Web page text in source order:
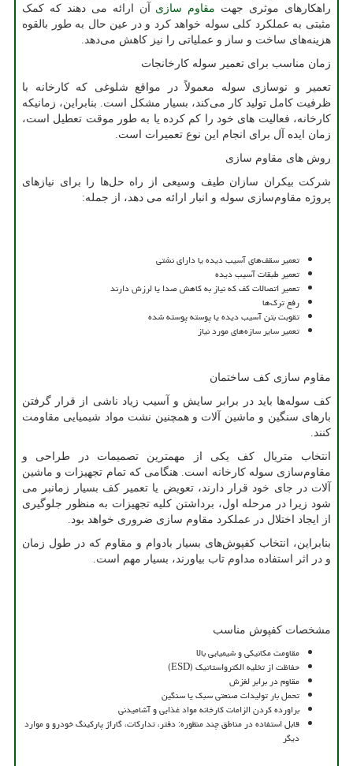
راهکارهای موثری جهت مقاوم سازی آن ارائه می دهند که کمک
مثبتی به عملکرد کلی سوله خواهد کرد و در عین حال به طور بالقوه
هزینه‌های ساخت و ساز و عملیاتی را نیز کاهش می‌دهد.
زمان مناسب برای تعمیر سوله کارخانجات
تعمیر و نوسازی سوله معمولاً در مواقع شلوغی که کارخانه با
ظرفیت کامل تولید کار می‌کند، بسیار مشکل است. بنابراین، زمانیکه
کارخانه، فعالیت های خود را کم کرده یا به طور موقت تعطیل است،
زمان ایده آل برای انجام این نوع تعمیرات است.
روش های مقاوم سازی
شرکت بیکران سازان طیف وسیعی از راه حل‌ها را برای نیازهای
پروژه مقاوم‌سازی سوله و انبار ارائه می دهد، از جمله:
تعمیر سقف‌های آسیب دیده یا دارای نشتی
تعمیر طبقات آسیب دیده
تعمیر اتصالات کف که نیاز به کاهش صدا یا لرزش دارند
رفع ترک‌ها
تقوبت بتن آسیب دیده یا پوسته پوسته شده
تعمیر سایر سازه‌های مورد نیاز
مقاوم سازی کف ساختمان
کف سوله‌ها باید در برابر سایش و آسیب زیاد ناشی از قرار گرفتن
بارهای سنگین و ماشین آلات و همچنین نشت مواد شیمیایی مقاومت
کنند.
انتخاب متریال کف یکی از مهمترین تصمیمات در طراحی و
مقاوم‌سازی سوله کارخانه است. هنگامی که تمام تجهیزات و ماشین
آلات در جای خود قرار دارند، تعویض یا تعمیر کف بسیار زمانبر می
شود زیرا در مرحله اول، برداشتن کلیه تجهیزات به منظور جلوگیری
از ایجاد اختلال در عملکرد مقاوم سازی ضروری خواهد بود.
بنابراین، انتخاب کفپوش‌های بسیار بادوام و مقاوم که در طول زمان
و در اثر استفاده مداوم تاب بیاورند، بسیار مهم است.
مشخصات کفپوش مناسب
مقاومت مکانیکی و شیمیایی بالا
حفاظت از تخلیه الکترواستاتیک (ESD
)
مقاوم در برابر لغزش
تحمل بار تولیدات صنعتی سبک یا سنگین
براورده کردن الزامات کارخانه مواد غذایی و آشامیدنی
قابل استفاده در مناطق چند منظوره: دفتر، تدارکات، گاراژ پارکینگ خودرو و موارد
دیگر